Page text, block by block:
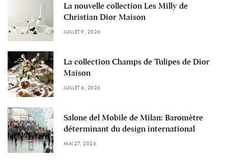
La nouvelle collection Les Milly de
Christian Dior Maison
JUILLET 9, 2026
La collection Champs de Tulipes de Dior
Maison
JUILLET 6, 2026
Salone del Mobile de Milan: Baromètre
déterminant du design international
MAI 27, 2026